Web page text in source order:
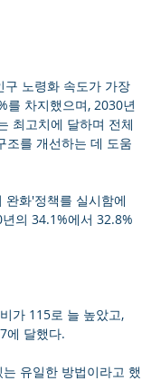
구 노령화 속도가 가장
를 차지했으며, 2030년
최고치에 달하며 전체
조를 개선하는 데 도움
완화'정책를 실시함에
의 34.1%에서 32.8%
가 115로 늘 높았고,
에 달했다.
유일한 방법이라고 했